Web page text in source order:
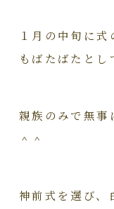
１月の中旬に
もばたばたとし
親族のみで無事
＾＾
神前式を選び、